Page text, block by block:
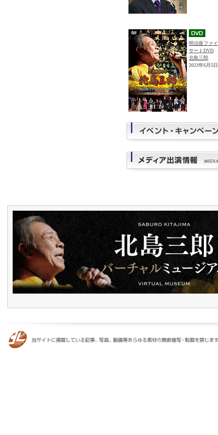
明治座ファ
サートDVD
北島三郎
2023年6月5